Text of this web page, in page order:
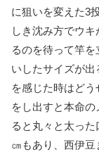
に狙いを変えた3
しき沈み方でウ
るのを待って竿
いしたサイズが
を感じた時はど
をし出すと本命
ると丸々と太っ
㎝もあり、西伊